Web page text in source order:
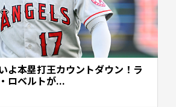
よ本塁打王カウントダウン！ラ
ロベルトが...